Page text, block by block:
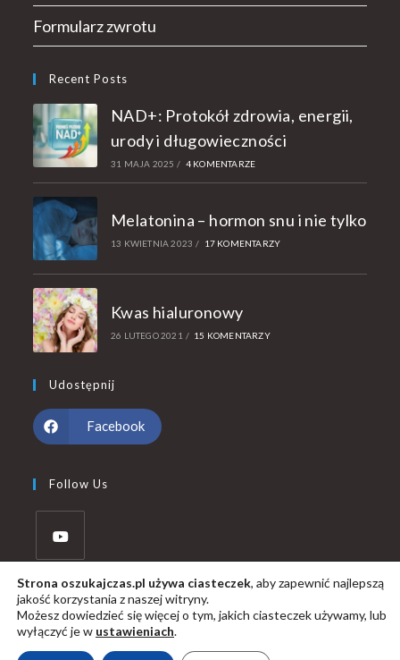
Formularz zwrotu
Recent Posts
NAD+: Protokół zdrowia, energii,
urody i długowieczności
31 MAJA 2025 / 4 KOMENTARZE
Melatonina – hormon snu i nie tylko
13 KWIETNIA 2023 / 17 KOMENTARZY
Kwas hialuronowy
26 LUTEGO 2021 / 15 KOMENTARZY
Udostępnij
Facebook
Follow Us
© Copyright - oszukajczas.pl
Strona oszukajczas.pl używa ciasteczek, aby zapewnić najlepszą
jakość korzystania z naszej witryny.
Możesz dowiedzieć się więcej o tym, jakich ciasteczek używamy, lub
wyłączyć je w ustawieniach.